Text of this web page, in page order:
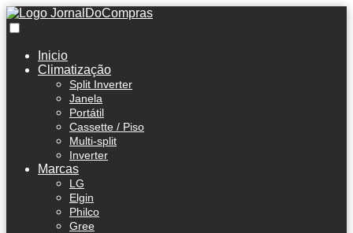
Inicio
Climatização
Split Inverter
Janela
Portátil
Cassette / Piso
Multi-split
Inverter
Marcas
LG
Elgin
Philco
Gree